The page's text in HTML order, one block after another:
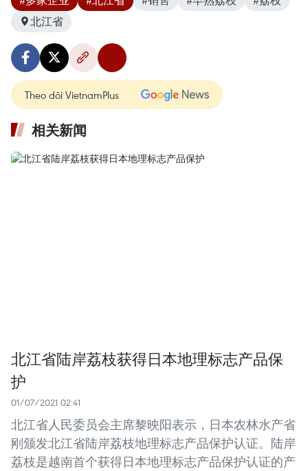
北江省
Theo dõi VietnamPlus
相关新闻
北江省陆岸荔枝获得日本地理标志产品保
护
01/07/2021 02:41
北江省人民委员会主席黎映阳表示，日本农林水产省
刚颁发北江省陆岸荔枝地理标志产品保护认证。陆岸
荔枝是越南首个获得日本地理标志产品保护认证的产